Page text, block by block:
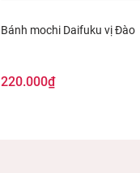
Bánh mochi Daifuku vị Đào
220.000₫